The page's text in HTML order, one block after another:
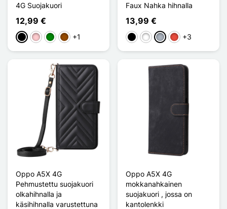
4G Suojakuori
12,99 €
MustaPinkkiVihreäRuskea
+1
Faux Nahka hihnalla
13,99 €
MustaValkoinen
HarmaaPunainen
+3
Oppo A5X 4G
Pehmustettu suojakuori
olkahihnalla ja
käsihihnalla varustettuna
Oppo A5X 4G
mokkanahkainen
suojakuori , jossa on
kantolenkki